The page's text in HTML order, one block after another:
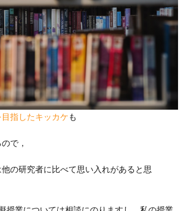
指したキッカケも
で，
の研究者に比べて思い入れがあると思